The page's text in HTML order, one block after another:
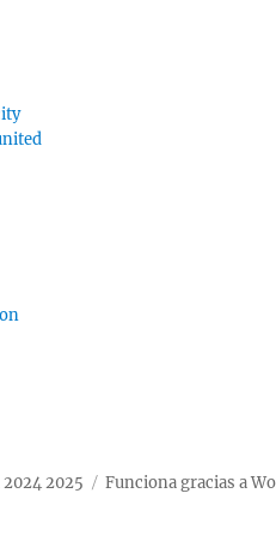
2025 Funciona gracias a